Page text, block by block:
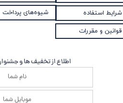
شیوه‌های پرداخت شرایط استفاده
قوانین و مقررات
اطلاع از تخفیف ها و